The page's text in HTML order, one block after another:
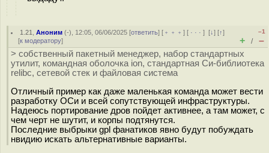
1.21 ,Аноним (-), 12:05, 06/06/2025 [ответить] [ ﹢﹢﹢] [ · · ·][↓] [↑]
[к модератору]
–1
+ / –
> собственный пакетный менеджер, набор стандартных
утилит, командная оболочка ion, стандартная Си-библиотека
relibc, сетевой стек и файловая система
Отличный пример как даже маленькая команда может вести
разработку ОСи и всей сопутствующей инфраструктуры.
Надеюсь портирование дров пойдет активнее, а там может, с
чем черт не шутит, и корпы подтянутся.
Последние выбрыки gpl фанатиков явно будут побуждать
нвидию искать альтернативные варианты.